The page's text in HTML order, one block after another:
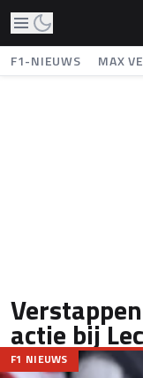
F1-NIEUWS MAX
actie bij
F1 NIEUWS